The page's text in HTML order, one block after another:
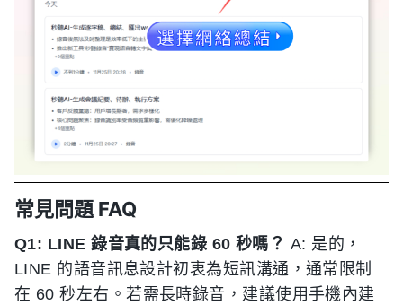
常見問題 FAQ
Q1: LINE 錄音真的只能錄 60 秒嗎？ A: 是的，
LINE 的語音訊息設計初衷為短訊溝通，通常限制
在 60 秒左右。若需長時錄音，建議使用手機內建